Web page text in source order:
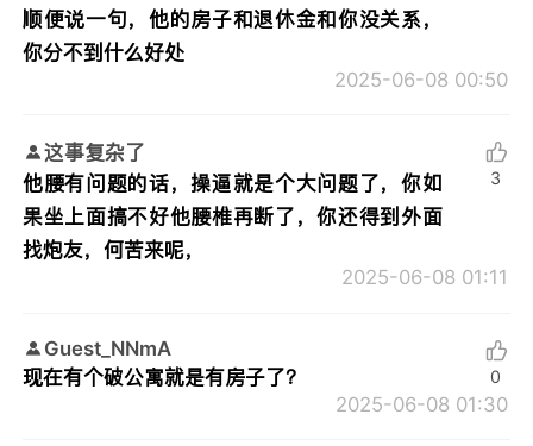
顺便说一句，他的房子和退休金和你没关系，
你分不到什么好处
2025-06-08 00:50
这事复杂了
他腰有问题的话，操逼就是个大问题了，你如
果坐上面搞不好他腰椎再断了，你还得到外面
找炮友，何苦来呢，
2025-06-08 01:11
3
Guest_NNmA
现在有个破公寓就是有房子了？
2025-06-08 01:30
0